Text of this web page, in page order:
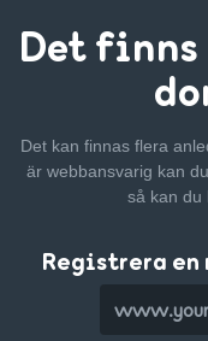
Det
Det kan finnas flera
är webbansvarig kan
så kan du
Registrera en